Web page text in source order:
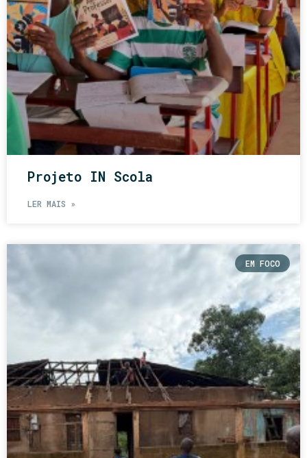
Projeto IN Scola
LER MAIS »
EM FOCO